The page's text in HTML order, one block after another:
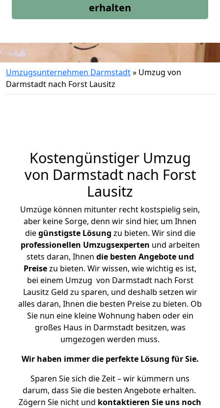
erhalten
Umzugsunternehmen Darmstadt» Umzug von
Darmstadt nach Forst Lausitz
Kostengünstiger Umzug
von Darmstadt nach Forst
Lausitz
Umzüge können mitunter recht kostspielig sein,
aber keine Sorge, denn wir sind hier, um Ihnen
diegünstigste Lösung zu bieten. Wir sind die
professionellen Umzugsexperten und arbeiten
stets daran, Ihnen die besten Angebote und
Preisezu bieten. Wir wissen, wie wichtig es ist,
bei einem Umzug von Darmstadt nach Forst
Lausitz Geld zu sparen, und deshalb setzen wir
alles daran, Ihnen die besten Preise zu bieten. Ob
Sie nun eine kleine Wohnung haben oder ein
großes Haus in Darmstadt besitzen, was
umgezogen werden muss.
Wir haben immer die perfekte Lösung für Sie.
Sparen Sie sich die Zeit – wir kümmern uns
darum, dass Sie die besten Angebote erhalten.
Zögern Sie nicht und kontaktieren Sie uns noch